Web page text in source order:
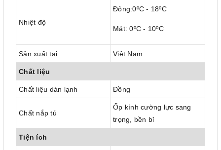
Nhiệt độ
Đông:0ºC - 18ºC
Mát: 0ºC - 10ºC
Sản xuất tại Việt Nam
Chất liệu
Chất liệu dàn lạnh Đồng
Chất nắp tủ
Ốp kính cường lực sang
trọng, bền bỉ
Tiện ích